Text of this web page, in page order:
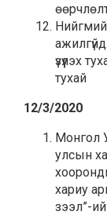
үзүүлэх
тухай
12/3/2020
Монгол
улсын
хариу
зээл”-